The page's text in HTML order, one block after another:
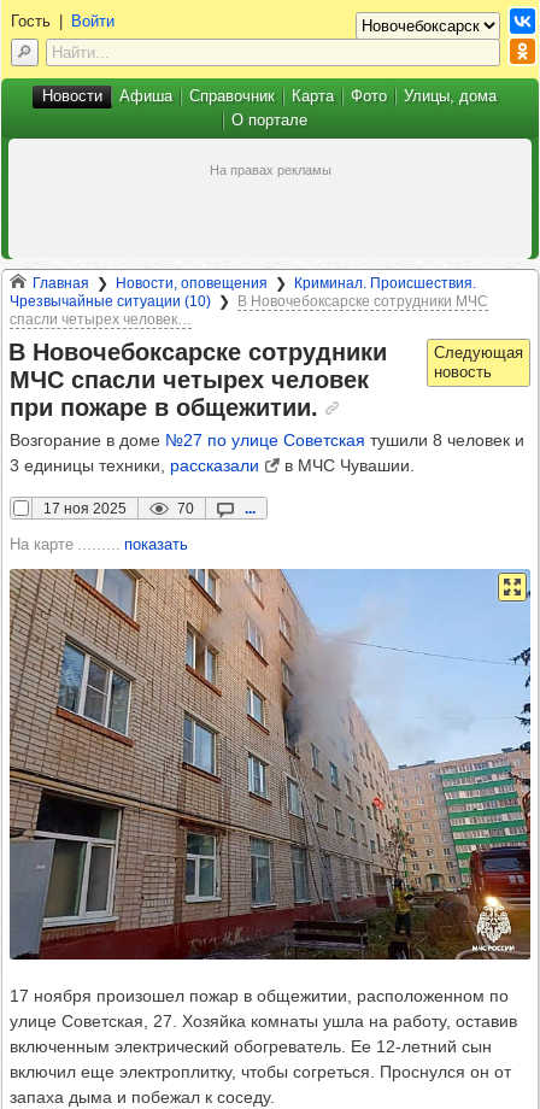
Главная Новости, оповещения
Криминал. Происшествия.
Чрезвычайные ситуации (10)
В Новочебоксарске сотрудники МЧС
спасли четырех человек…
В Ново­че­бок­сар­ске сот­руд­ники
МЧС спасли четы­рех чело­век
при пожаре в обще­жи­тии.
Возгорание в доме №27 по улице Советская тушили 8 человек и
3 единицы техники, рассказали в МЧС Чувашии.
17 ноя 2025 70 ...
На карте показать
17 ноября произошел пожар в общежитии, расположенном по
улице Советская, 27. Хозяйка комнаты ушла на работу, оставив
включенным электрический обогреватель. Ее 12-летний сын
включил еще электроплитку, чтобы согреться. Проснулся он от
запаха дыма и побежал к соседу.
Гость| Войти
Новости Афиша Справочник Карта Фото
Улицы, дома
О портале